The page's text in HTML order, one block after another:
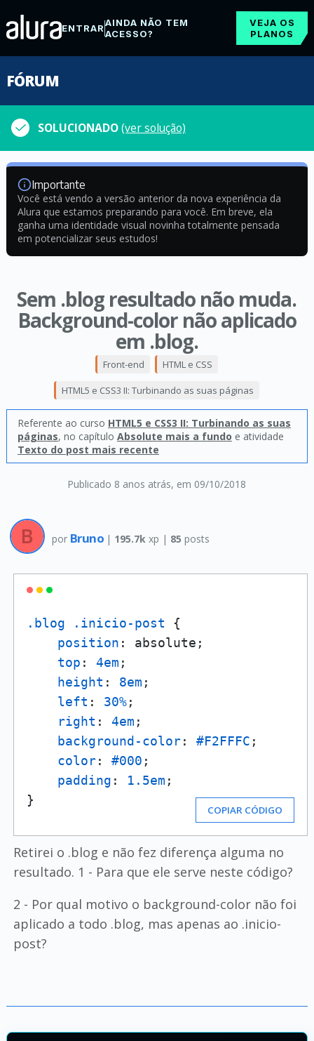
ENTRARAINDA NÃO TEM
ACESSO?
VEJA OS
PLANOS
FÓRUM
SOLUCIONADO(ver solução)
Importante
Você está vendo a versão anterior da nova experiência da
Alura que estamos preparando para você. Em breve, ela
ganha uma identidade visual novinha totalmente pensada
em potencializar seus estudos!
Sem .blog resultado não muda.
Background-color não aplicado
em .blog.
Publicado 8 anos atrás, em 09/10/2018
Front-end HTML e CSS
HTML5 e CSS3 II: Turbinando as suas páginas
Referente ao curso HTML5 e CSS3 II: Turbinando as suas
páginas, no capítulo Absolute mais a fundo e atividade
Texto do post mais recente
por Bruno | 195.7k xp | 85 posts
.blog .inicio-post {
position : absolute;
top : 4em ;
height : 8em ;
left : 30%;
right : 4em ;
background-color: #F2FFFC ;
color: #000 ;
padding : 1.5em ;
}
COPIAR CÓDIGO
Retirei o .blog e não fez diferença alguma no
resultado. 1 - Para que ele serve neste código?
2 - Por qual motivo o background-color não foi
aplicado a todo .blog, mas apenas ao .inicio-
post?